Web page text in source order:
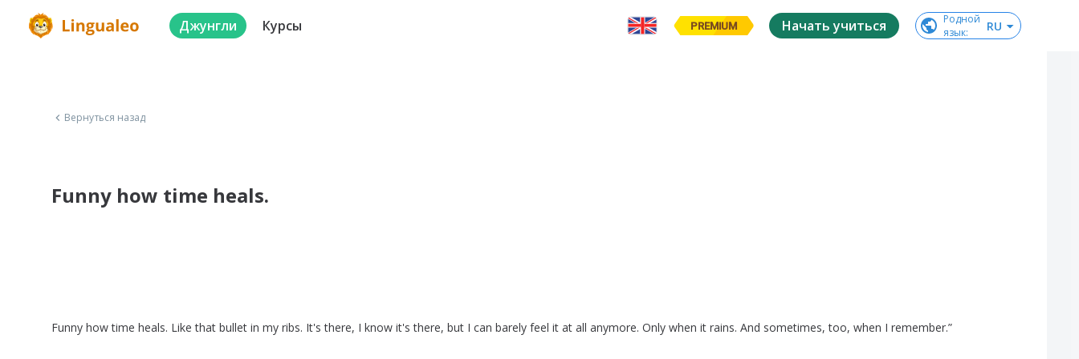
Джунгли Курсы PREMIUM Начать учиться
Родной
язык: RU
Вернуться назад
Funny how time heals.
Funny how time heals. Like that bullet in my ribs. It's there, I know it's there, but I can barely feel it at all anymore. Only when it rains. And sometimes,too, when I remember.”